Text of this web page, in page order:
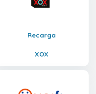
Recarga
XOX